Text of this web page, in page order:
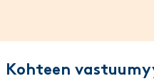
Kohteen